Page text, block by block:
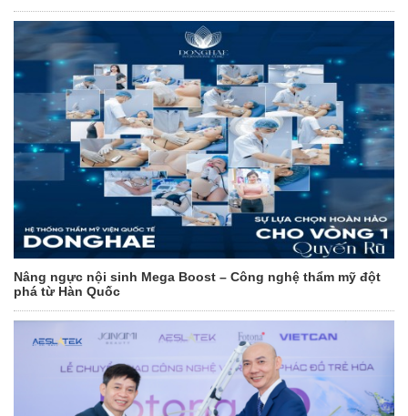
Nâng ngực nội sinh Mega Boost – Công nghệ thẩm mỹ đột
phá từ Hàn Quốc